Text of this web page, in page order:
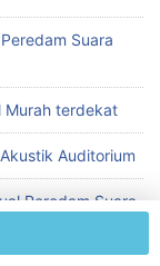
Suara
Murah terdekat
Auditorium
Peredam Suara